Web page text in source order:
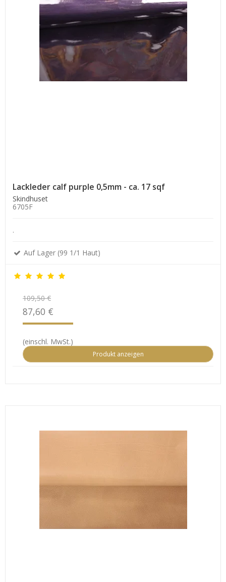
Lackleder calf purple 0,5mm - ca. 17 sqf
Skindhuset
6705F
.
Auf Lager (99 1/1 Haut)
109,50 €
87,60 €
(einschl. MwSt.)
Produkt anzeigen